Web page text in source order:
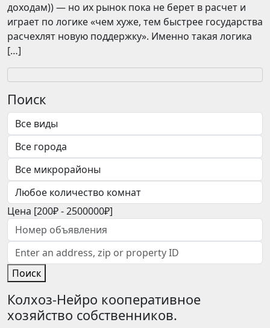
доходам)) — но их рынок пока не берет в расчет и
играет по логике «чем хуже, тем быстрее государства
расчехлят новую поддержку». Именно такая логика
[…]
Поиск
Цена [200₽-2500000₽]
Поиск
Колхоз-Нейро кооперативное
хозяйство собственников.